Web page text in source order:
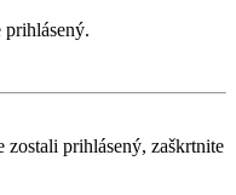
prihlásený, zaškrtnite